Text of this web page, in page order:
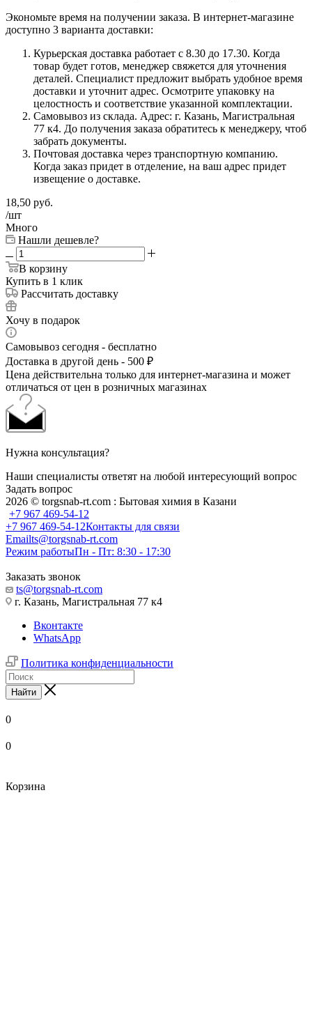
Экономьте время на получении заказа. В интернет-магазине
доступно 3 варианта доставки:
Курьерская доставка работает с 8.30 до 17.30. Когда
товар будет готов, менеджер свяжется для уточнения
деталей. Специалист предложит выбрать удобное время
доставки и уточнит адрес. Осмотрите упаковку на
целостность и соответствие указанной комплектации.
Самовывоз из склада. Адрес: г. Казань, Магистральная
77 к4. До получения заказа обратитесь к менеджеру, чтоб
забрать документы.
Почтовая доставка через транспортную компанию.
Когда заказ придет в отделение, на ваш адрес придет
извещение о доставке.
18,50 руб.
/шт
Много
Нашли дешевле?
В корзину
Купить в 1 клик
Рассчитать доставку
Хочу в подарок
Самовывоз сегодня - бесплатно
Доставка в другой день - 500 ₽
Цена действительна только для интернет-магазина и может
отличаться от цен в розничных магазинах
Нужна консультация?
Наши специалисты ответят на любой интересующий вопрос
Задать вопрос
2026 © torgsnab-rt.com : Бытовая химия в Казани
+7 967 469-54-12
+7 967 469-54-12Контакты для связи
Emailts@torgsnab-rt.com
Режим работыПн - Пт: 8:30 - 17:30
Заказать звонок
ts@torgsnab-rt.com
г. Казань, Магистральная 77 к4
Вконтакте
WhatsApp
Политика конфиденциальности
Найти
0
0
Корзина